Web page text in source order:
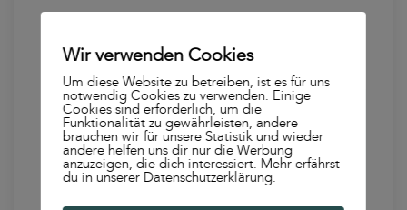
referenzieren genau diese Daten.
So setzt du den Trend konkret um:
Signature-Studie planen:Ein
wiederkehrendes Kernthema
Wir verwenden Cookies
Um diese Website zu betreiben, ist es für uns
notwendig Cookies zu verwenden. Einige
Cookies sind erforderlich, um die
Funktionalität zu gewährleisten, andere
brauchen wir für unsere Statistik und wieder
andere helfen uns dir nur die Werbung
anzuzeigen, die dich interessiert. Mehr erfährst
du in unserer Datenschutzerklärung.